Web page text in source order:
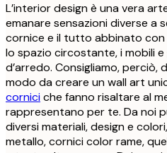
L’interior design è una vera
emanare sensazioni diverse a
cornice e il tutto abbinato con
lo spazio circostante, i mobili
d’arredo. Consigliamo, perciò,
modo da creare un wall art
corniciche fanno risaltare al
rappresentano per te. Da noi
diversi materiali, design e
metallo, cornici color rame,